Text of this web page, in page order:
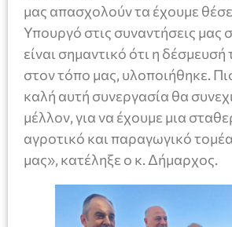
μας απασχολούν τα έχουμε
Υπουργό στις συναντήσεις μας
είναι σημαντικό ότι η δέσμευσή
στον τόπο μας, υλοποιήθηκε.
καλή αυτή συνεργασία θα
μέλλον, για να έχουμε μια
αγροτικό και παραγωγικό
μας», κατέληξε ο κ. Δήμαρχος.